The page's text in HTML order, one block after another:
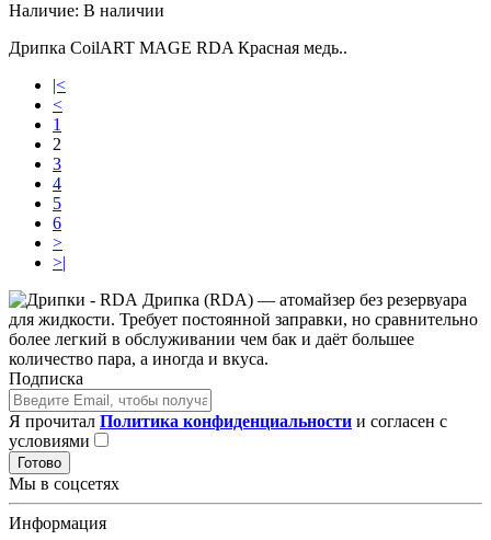
Наличие: В наличии
Дрипка CoilART MAGE RDA Красная медь..
|<
<
1
2
3
4
5
6
>
>|
Дрипка (RDA) — атомайзер без резервуара
для жидкости. Требует постоянной заправки, но сравнительно
более легкий в обслуживании чем бак и даёт большее
количество пара, а иногда и вкуса.
Подписка
Я прочитал Политика конфиденциальности и согласен с
условиями
Готово
Мы в соцсетях
Информация